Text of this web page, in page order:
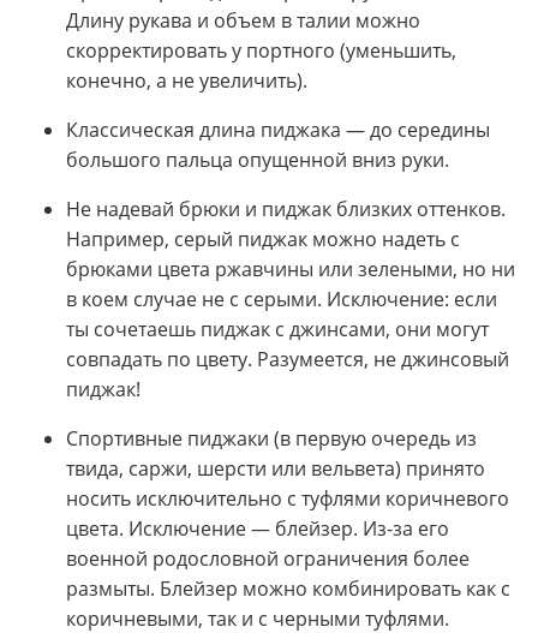
Длину рукава и объем в талии можно
скорректировать у портного (уменьшить,
конечно, а не увеличить).
Классическая длина пиджака — до середины
большого пальца опущенной вниз руки.
Не надевай брюки и пиджак близких оттенков.
Например, серый пиджак можно надеть с
брюками цвета ржавчины или зелеными, но ни
в коем случае не с серыми. Исключение: если
ты сочетаешь пиджак с джинсами, они могут
совпадать по цвету. Разумеется, не джинсовый
пиджак!
Спортивные пиджаки (в первую очередь из
твида, саржи, шерсти или вельвета) принято
носить исключительно с туфлями коричневого
цвета. Исключение — блейзер. Из-за его
военной родословной ограничения более
размыты. Блейзер можно комбинировать как с
коричневыми, так и с черными туфлями.